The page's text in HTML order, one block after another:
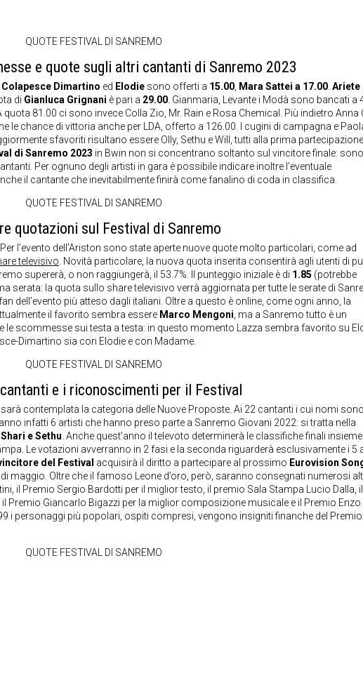
QUOTE FESTIVAL DI SANREMO
e quote sugli altri cantanti di Sanremo 2023
Colapesce Dimartino ed Elodie sono offerti a 15.00 Mara Sattei a 17.00 Ariete
di Gianluca Grignani è pari a 29.00 . Gianmaria, Levante i Modà sono bancati a
81.00 ci sono invece Colla Zio, Mr. Rain e Rosa Chemical. Più indietro Anna
le chance di vittoria anche per LDA, offerto a 126.00. I cugini di campagna e
sfavoriti risultano essere Olly, Sethu e Will, tutti alla prima
di Sanremo 2023 in Bwin non si concentrano soltanto sul vincitore finale:
Per ognuno degli artisti in gara è possibile indicare inoltre l’eventuale
il cantante che inevitabilmente finirà come fanalino di coda in classifica.
QUOTE FESTIVAL DI SANREMO
quotazioni sul Festival di Sanremo
l’evento dell’Ariston sono state aperte nuove quote molto particolari, come ad
televisivo . Novità particolare, la nuova quota inserita consentirà agli utenti di
supererà, o non raggiungerà, il 53.7%. Il punteggio iniziale è di 1.85 (potrebbe
serata: la quota sullo share televisivo verrà aggiornata per tutte le serate di
dell’evento più atteso dagli italiani. Oltre a questo è online, come ogni anno, la
il favorito sembra essere Marco Mengoni , ma a Sanremo tutto è un
le scommesse sui testa a testa: in questo momento Lazza sembra favorito su
Dimartino sia con Elodie e con Madame.
QUOTE FESTIVAL DI SANREMO
e i riconoscimenti per il Festival
contemplata la categoria delle Nuove Proposte. Ai 22 cantanti i cui nomi
infatti 6 artisti che hanno preso parte a Sanremo Giovani 2022: si tratta nella
e Sethu . Anche quest’anno il televoto determinerà le classifiche finali
Le votazioni avverranno in 2 fasi e la seconda riguarderà esclusivamente i 5
del Festival acquisirà il diritto a partecipare al prossimo Eurovision
di maggio. Oltre che il famoso Leone d’oro, però, saranno consegnati numerosi
il Premio Sergio Bardotti per il miglior testo, il premio Sala Stampa Lucio Dalla, il
Premio Giancarlo Bigazzi per la miglior composizione musicale e il Premio Enzo
i personaggi più popolari, ospiti compresi, vengono insigniti finanche del
QUOTE FESTIVAL DI SANREMO